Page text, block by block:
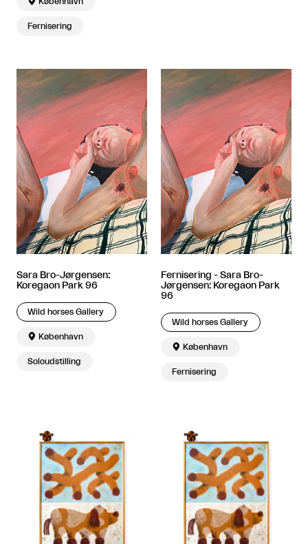
Fernisering
Sara Bro-Jørgensen:
Koregaon Park 96
Wild horses Gallery
 København
Soloudstilling
Fernisering - Sara Bro-
Jørgensen: Koregaon Park
96
Wild horses Gallery
 København
Fernisering